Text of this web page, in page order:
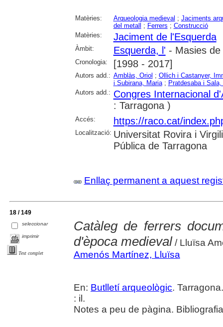
Matèries: Arqueologia medieval ; Jaciments
del metall
; Ferrers ; Construcció
Matèries:
Jaciment de l'Esquerda
Àmbit: Esquerda, l' - Masies
Cronologia: [1998 - 2017]
Autors add.: Amblàs, Oriol ; Ollich i Castanyer,
i Subirana, Maria; Pratdesaba i Sala,
Autors add.: Congres Internacional
: Tarragona )
Accés: https://raco.cat/
Localització: Universitat Rovira i
Pública de Tarragona
Enllaç permanent a aquest
18 / 149
seleccionar
imprimir
Text complet
Catàleg de ferrers
d'època medieval/ Lluïsa
Amenós Martínez, Lluïsa
En: Butlletí arqueològic.
: il.
Notes a peu de pàgina.